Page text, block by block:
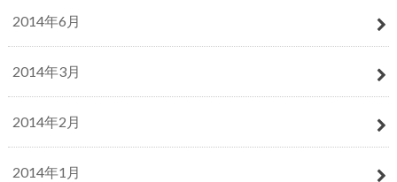
2014年6月
2014年3月
2014年2月
2014年1月